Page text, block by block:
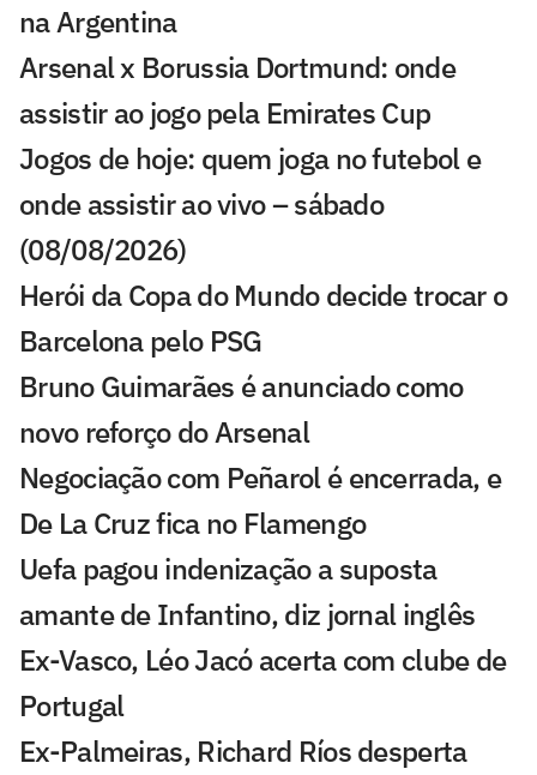
na Argentina
Arsenal x Borussia Dortmund: onde
assistir ao jogo pela Emirates Cup
Jogos de hoje: quem joga no futebol e
onde assistir ao vivo – sábado
(08/08/2026)
Herói da Copa do Mundo decide trocar o
Barcelona pelo PSG
Bruno Guimarães é anunciado como
novo reforço do Arsenal
Negociação com Peñarol é encerrada, e
De La Cruz fica no Flamengo
Uefa pagou indenização a suposta
amante de Infantino, diz jornal inglês
Ex-Vasco, Léo Jacó acerta com clube de
Portugal
Ex-Palmeiras, Richard Ríos desperta